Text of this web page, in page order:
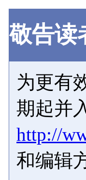
敬告读
为更有
期起并
http://
和编辑